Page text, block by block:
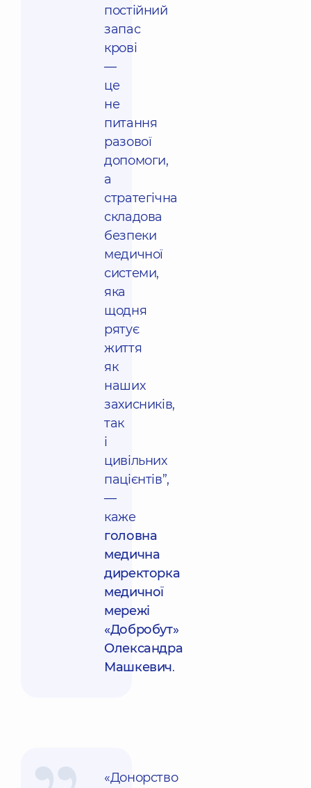
постійний
запас
крові
—
це
не
питання
разової
допомоги,
а
стратегічна
складова
безпеки
медичної
системи,
яка
щодня
рятує
життя
як
наших
захисників,
так
і
цивільних
пацієнтів”,
—
каже
головна
медична
директорка
медичної
мережі
«Добробут»
Олександра
Машкевич.
«Донорство